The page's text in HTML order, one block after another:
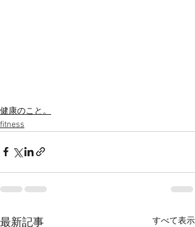
健康のこと。
fitness
最新記事 すべて表示